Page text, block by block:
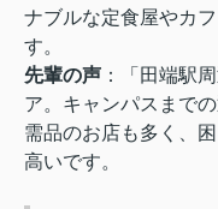
ナブルな定食屋やカ
す。
先輩の声 ：「田端駅
ア。キャンパスまで
需品のお店も多く、
高いです。